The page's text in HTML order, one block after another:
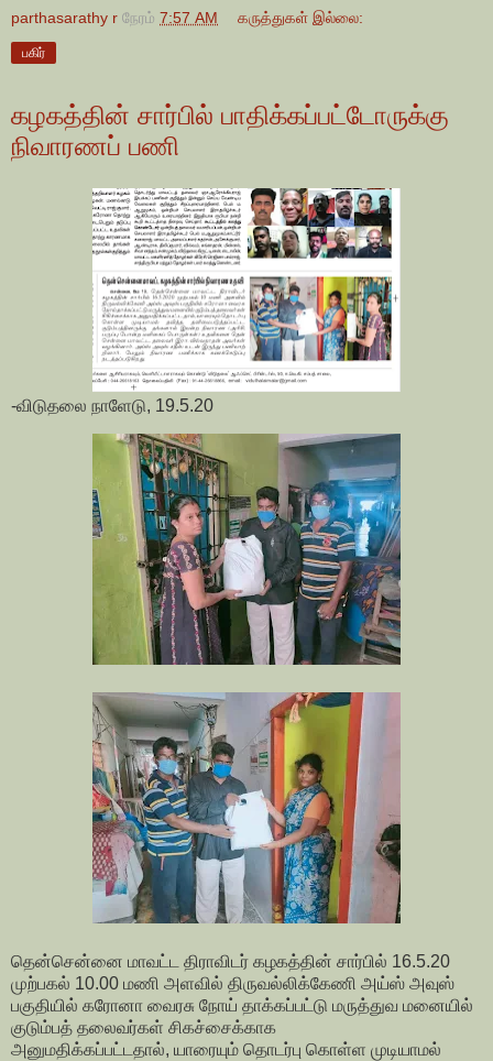
parthasarathy r நேரம் 7:57 AM கருத்துகள் இல்லை:
பகிர்
கழகத்தின் சார்பில் பாதிக்கப்பட்டோருக்கு
நிவாரணப் பணி
-விடுதலை நாளேடு, 19.5.20
தென்சென்னை மாவட்ட திராவிடர் கழகத்தின் சார்பில் 16.5.20
முற்பகல் 10.00 மணி அளவில் திருவல்லிக்கேணி அய்ஸ் அவுஸ்
பகுதியில் கரோனா வைரசு நோய் தாக்கப்பட்டு மருத்துவ மனையில்
குடும்பத் தலைவர்கள் சிகச்சைக்காக
அனுமதிக்கப்பட்டதால், யாரையும் தொடர்பு கொள்ள முடியாமல்